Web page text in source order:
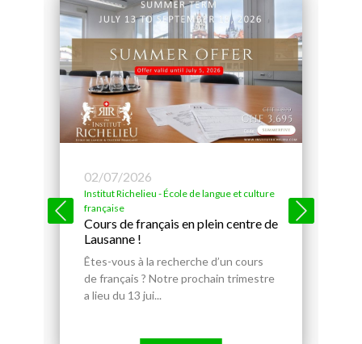
02/07/2026
Institut Richelieu - École de langue et culture
française
Cours de français en plein centre de
Lausanne !
Êtes-vous à la recherche d’un cours
de français ? Notre prochain trimestre
a lieu du 13 jui...